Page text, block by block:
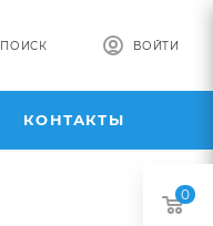
ВОЙТИ
ПОИСК
КОНТАКТЫ
0